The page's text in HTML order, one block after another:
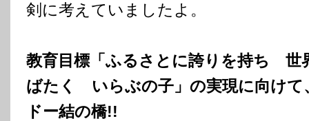
剣に考えていましたよ。
教育目標「ふるさとに誇りを持ち 世
ばたく いらぶの子」の実現に向けて
ドー結の橋!!